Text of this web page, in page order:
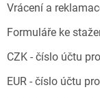
Vrácení a
Formuláře ke
CZK - číslo účtu
EUR - číslo účtu